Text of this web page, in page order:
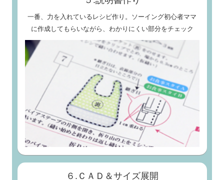
一番、力を入れているレシピ作り。ソーイング初心者ママ
に作成してもらいながら、わかりにくい部分をチェック
６.ＣＡＤ＆サイズ展開